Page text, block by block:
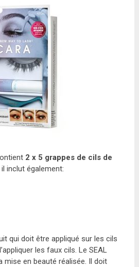
2 x 5 grappes de cils de
inclut également:
qui doit être appliqué sur les cils
les faux cils. Le SEAL
mise en beauté réalisée. Il doit